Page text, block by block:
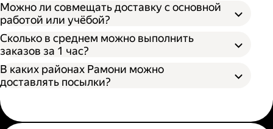
Можно ли совмещать доставку с основной
работой или учёбой?
Сколько в среднем можно выполнить
заказов за 1 час?
В каких районах Рамони можно
доставлять посылки?